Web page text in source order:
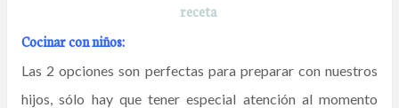
receta
Cocinar con niños:
Las 2 opciones son perfectas para preparar con nuestros
hijos, sólo hay que tener especial atención al momento